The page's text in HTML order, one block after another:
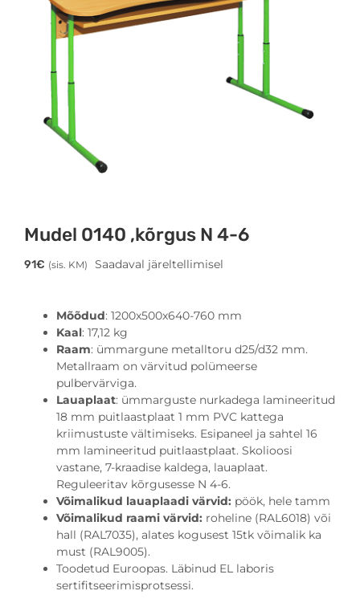
Mudel 0140 ,kõrgus N 4-6
91€ (sis. KM) Saadaval järeltellimisel
Mõõdud: 1200x500x640-760 mm
Kaal: 17,12 kg
Raam: ümmargune metalltoru d25/d32 mm.
Metallraam on värvitud polümeerse
pulbervärviga.
Lauaplaat: ümmarguste nurkadega lamineeritud
18 mm puitlaastplaat 1 mm PVC kattega
kriimustuste vältimiseks. Esipaneel ja sahtel 16
mm lamineeritud puitlaastplaat. Skolioosi
vastane, 7-kraadise kaldega, lauaplaat.
Reguleeritav kõrgusesse N 4-6.
Võimalikud lauaplaadi värvid: pöök, hele tamm
Võimalikud raami värvid: roheline (RAL6018) või
hall (RAL7035), alates kogusest 15tk võimalik ka
must (RAL9005).
Toodetud Euroopas. Läbinud EL laboris
sertifitseerimisprotsessi.